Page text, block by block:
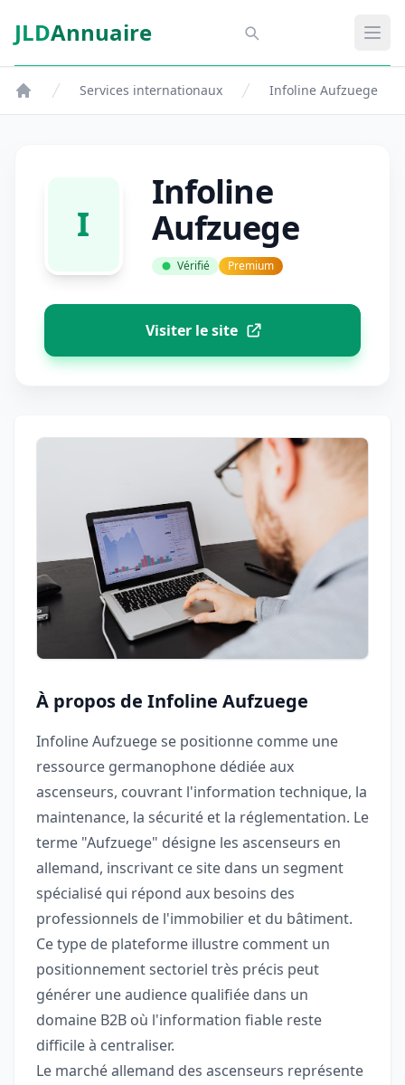
Aspect SDM
JLDAnnuaire
Services internationaux Infoline Aufzuege
I
Infoline
Aufzuege
Vérifié Premium
Visiter le site
À propos de Infoline Aufzuege
Infoline Aufzuege se positionne comme une
ressource germanophone dédiée aux
ascenseurs, couvrant l'information technique, la
maintenance, la sécurité et la réglementation. Le
terme "Aufzuege" désigne les ascenseurs en
allemand, inscrivant ce site dans un segment
spécialisé qui répond aux besoins des
professionnels de l'immobilier et du bâtiment.
Ce type de plateforme illustre comment un
positionnement sectoriel très précis peut
générer une audience qualifiée dans un
domaine B2B où l'information fiable reste
difficile à centraliser.
Le marché allemand des ascenseurs représente